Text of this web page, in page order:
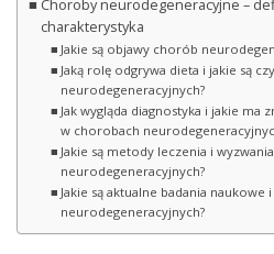
Choroby neurodegeneracyjne –
charakterystyka
Jakie są objawy chorób
Jaką rolę odgrywa dieta i jakie są
neurodegeneracyjnych?
Jak wygląda diagnostyka i jakie ma
w chorobach
Jakie są metody leczenia i
neurodegeneracyjnych?
Jakie są aktualne badania
neurodegeneracyjnych?